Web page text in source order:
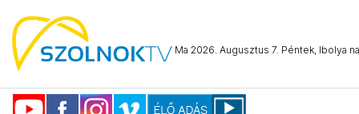
Ma 2026. Augusztus 7. Péntek, Ibolya
"2025-05-19 23:59:59" )